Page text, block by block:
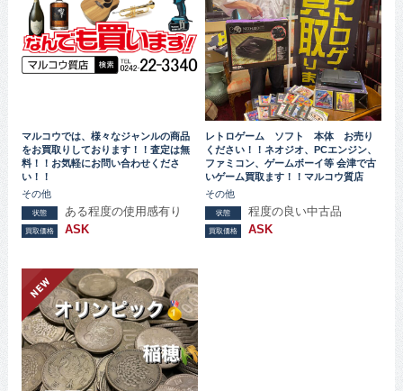
マルコウでは、様々なジャンルの商品
をお買取りしております！！査定は無
料！！お気軽にお問い合わせくださ
い！！
その他
状態 ある程度の使用感有り
買取価格 ASK
レトロゲーム ソフト 本体 お売り
ください！！ネオジオ、PCエンジン、
ファミコン、ゲームボーイ等 会津で古
いゲーム買取ます！！マルコウ質店
その他
状態 程度の良い中古品
買取価格 ASK